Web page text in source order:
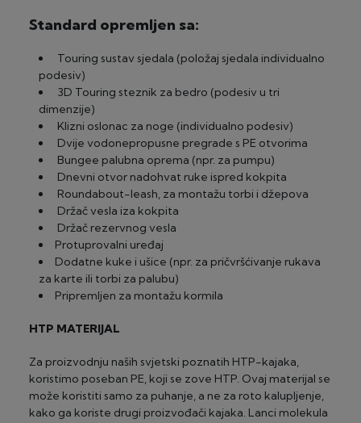
Standard opremljen sa:
Touring sustav sjedala (položaj sjedala individualno
podesiv)
3D Touring steznik za bedro (podesiv u tri
dimenzije)
Klizni oslonac za noge (individualno podesiv)
Dvije vodonepropusne pregrade s PE otvorima
Bungee palubna oprema (npr. za pumpu)
Dnevni otvor nadohvat ruke ispred kokpita
Roundabout-leash, za montažu torbi i džepova
Držač vesla iza kokpita
Držač rezervnog vesla
Protuprovalni uređaj
Dodatne kuke i ušice (npr. za pričvršćivanje rukava
za karte ili torbi za palubu)
Pripremljen za montažu kormila
HTP MATERIJAL
Za proizvodnju naših svjetski poznatih HTP-kajaka,
koristimo poseban PE, koji se zove HTP. Ovaj materijal se
može koristiti samo za puhanje, a ne za roto kalupljenje,
kako ga koriste drugi proizvođači kajaka. Lanci molekula